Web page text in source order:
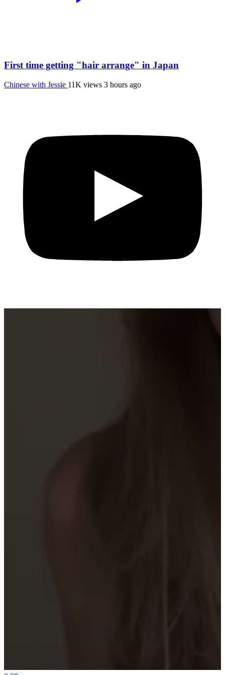
First time getting "hair arrange" in Japan
Chinese with Jessie 11K views 3 hours ago